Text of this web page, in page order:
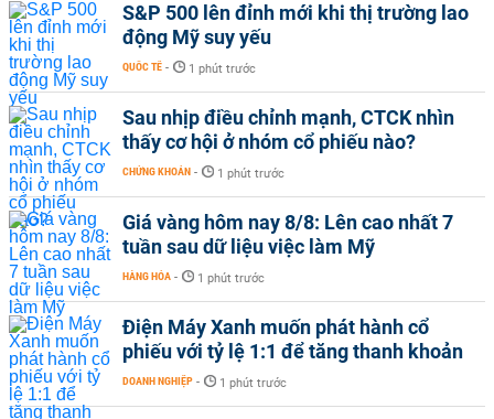
S&P 500 lên đỉnh mới khi thị trường lao
động Mỹ suy yếu
QUỐC TẾ - 1 phút trước
Sau nhịp điều chỉnh mạnh, CTCK nhìn
thấy cơ hội ở nhóm cổ phiếu nào?
CHỨNG KHOÁN - 1 phút trước
Giá vàng hôm nay 8/8: Lên cao nhất 7
tuần sau dữ liệu việc làm Mỹ
HÀNG HÓA - 1 phút trước
Điện Máy Xanh muốn phát hành cổ
phiếu với tỷ lệ 1:1 để tăng thanh khoản
DOANH NGHIỆP - 1 phút trước